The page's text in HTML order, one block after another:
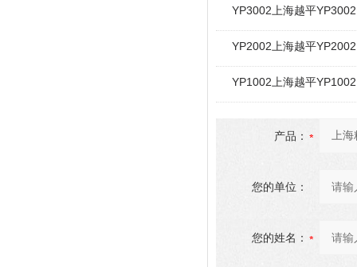
YP3002上海越平
YP2002上海越平
YP1002上海越平
产品：
您的单位：
您的姓名：